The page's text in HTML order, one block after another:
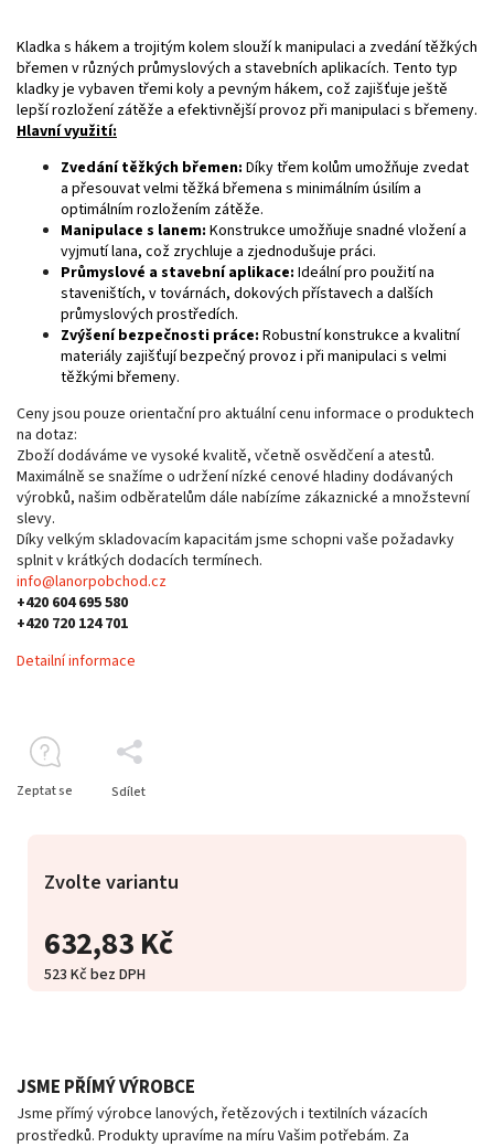
632,83 Kč
523 Kč bez DPH
Zvolte variantu
Kladka s hákem a trojitým kolem slouží k manipulaci a zvedání těžkých
břemen v různých průmyslových a stavebních aplikacích. Tento typ
kladky je vybaven třemi koly a pevným hákem, což zajišťuje ještě
lepší rozložení zátěže a efektivnější provoz při manipulaci s břemeny.
Hlavní využití:
Zvedání těžkých břemen: Díky třem kolům umožňuje zvedat
a přesouvat velmi těžká břemena s minimálním úsilím a
optimálním rozložením zátěže.
Manipulace s lanem: Konstrukce umožňuje snadné vložení a
vyjmutí lana, což zrychluje a zjednodušuje práci.
Průmyslové a stavební aplikace: Ideální pro použití na
staveništích, v továrnách, dokových přístavech a dalších
průmyslových prostředích.
Zvýšení bezpečnosti práce: Robustní konstrukce a kvalitní
materiály zajišťují bezpečný provoz i při manipulaci s velmi
těžkými břemeny.
Ceny jsou pouze orientační pro aktuální cenu informace o produktech
na dotaz:
Zboží dodáváme ve vysoké kvalitě, včetně osvědčení a atestů.
Maximálně se snažíme o udržení nízké cenové hladiny dodávaných
výrobků, našim odběratelům dále nabízíme zákaznické a množstevní
slevy.
Díky velkým skladovacím kapacitám jsme schopni vaše požadavky
splnit v krátkých dodacích termínech.
info@lanorpobchod.cz
+420 604 695 580
+420 720 124 701
Detailní informace
Zeptat se Sdílet
JSME PŘÍMÝ VÝROBCE
Jsme přímý výrobce lanových, řetězových i textilních vázacích
prostředků. Produkty upravíme na míru Vašim potřebám. Za